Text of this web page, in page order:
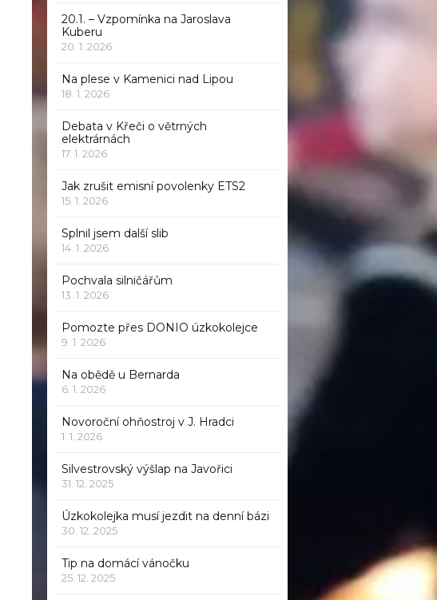
20.1. – Vzpomínka na Jaroslava
Kuberu
20. 1. 2026
Na plese v Kamenici nad Lipou
18. 1. 2026
Debata v Křeči o větrných
elektrárnách
17. 1. 2026
Jak zrušit emisní povolenky ETS2
15. 1. 2026
Splnil jsem další slib
14. 1. 2026
Pochvala silničářům
13. 1. 2026
Pomozte přes DONIO úzkokolejce
9. 1. 2026
Na obědě u Bernarda
6. 1. 2026
Novoroční ohňostroj v J. Hradci
1. 1. 2026
Silvestrovský výšlap na Javořici
31. 12. 2025
Úzkokolejka musí jezdit na denní bázi
30. 12. 2025
Tip na domácí vánočku
25. 12. 2025